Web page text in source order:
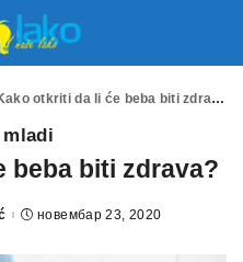
otkriti da li će beba biti zdrava?
mladi
beba biti zdrava?
новембар 23, 2020